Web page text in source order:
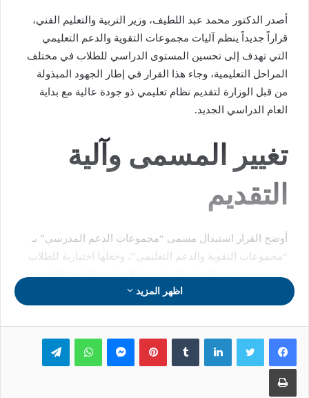
أصدر الدكتور محمد عبد اللطيف، وزير التربية والتعليم الفني،
قراراً جديداً ينظم آليات مجموعات التقوية والدعم التعليمي
التي تهدف إلى تحسين المستوى الدراسي للطلاب في مختلف
المراحل التعليمية، وجاء هذا القرار في إطار الجهود المبذولة
من قبل الوزارة لتقديم نظام تعليمي ذو جودة عالية مع بداية
العام الدراسي الجديد.
تغيير المسمى وآلية
التقديم
أوضح القرار استبدال مسمى “مجموعات الدعم المدرسي” بـ
“مجموعات التقوية والدعم التعليمي”، وجعلها اختيارية للطلاب
هذه المجموعات تهدف إلى تحسين الأداء الدراسي للطلاب
الإعلان عنها لاحقاً.
تنظيم الجداول الزمنية
اظهر المزيد
لينكدإن بينتيريستماسنجر واتساب تيلقرام
طباعة